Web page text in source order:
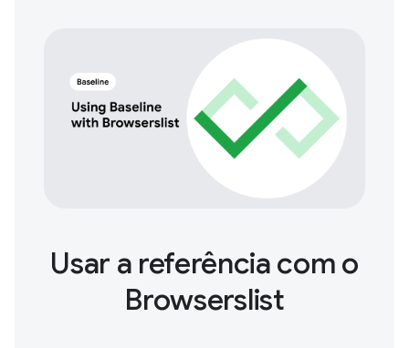
Usar a referência com o
Browserslist